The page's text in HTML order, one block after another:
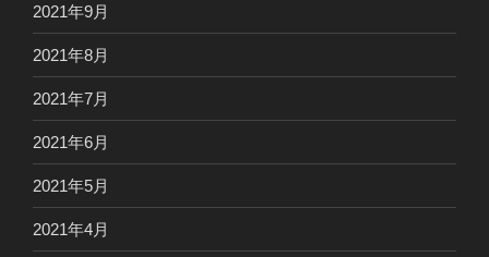
2021年9月
2021年8月
2021年7月
2021年6月
2021年5月
2021年4月